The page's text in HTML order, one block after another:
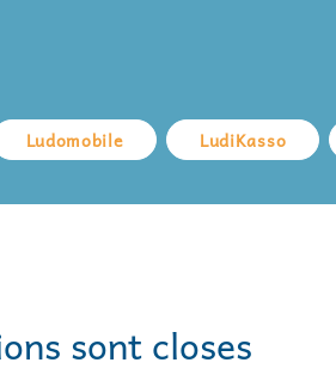
Ludomobile LudiKasso
sont closes